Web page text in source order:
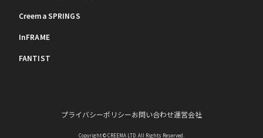
Creema SPRINGS
InFRAME
FANTIST
プライバシーポリシーお問い合わせ運営会社
Copyright © CREEMA LTD. All Rights Reserved.